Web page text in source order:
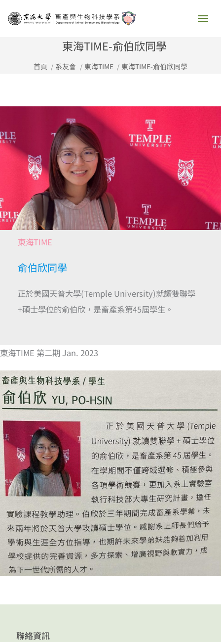
主
東海TIME-俞伯欣同學
首頁 系友會 東海TIME 東海TIME-俞伯欣同學
東海TIME
俞伯欣同學
正於美國天普大學(Temple University)就讀雙聯學
+碩士學位的俞伯欣，是畜產系第45屆學生。
東海TIME 第二期 Jan. 2023
聯絡資訊